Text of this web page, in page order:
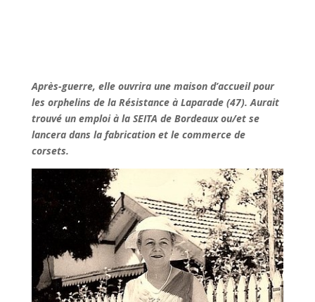
Après-guerre, elle ouvrira une maison d’accueil pour
les orphelins de la Résistance à Laparade (47). Aurait
trouvé un emploi à la SEITA de Bordeaux ou/et se
lancera dans la fabrication et le commerce de
corsets.